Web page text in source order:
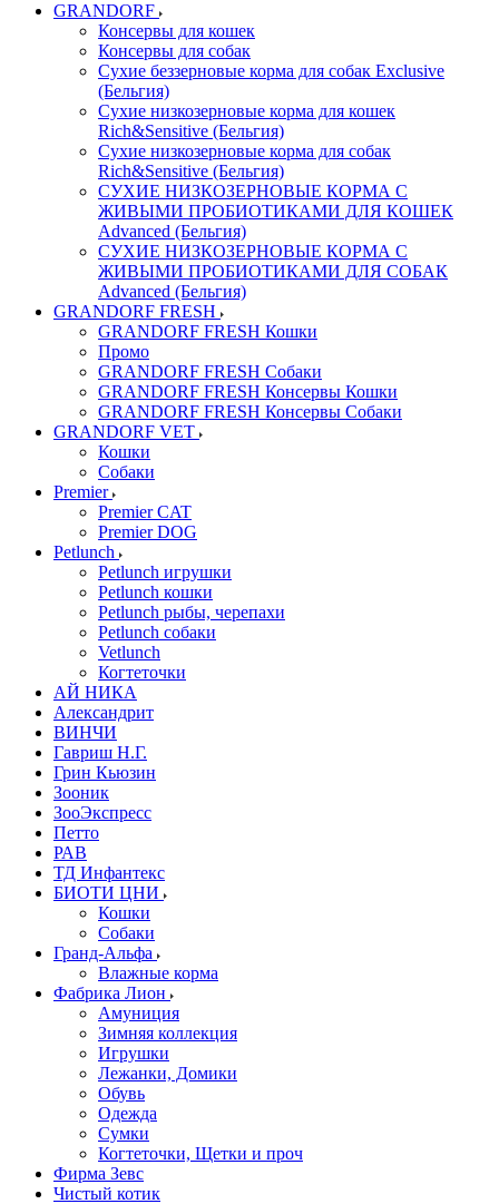
GRANDORF
Консервы для кошек
Консервы для собак
Сухие беззерновые корма для собак Exclusive
(Бельгия)
Сухие низкозерновые корма для кошек
Rich&Sensitive (Бельгия)
Сухие низкозерновые корма для собак
Rich&Sensitive (Бельгия)
СУХИЕ НИЗКОЗЕРНОВЫЕ КОРМА С
ЖИВЫМИ ПРОБИОТИКАМИ ДЛЯ КОШЕК
Advanced (Бельгия)
СУХИЕ НИЗКОЗЕРНОВЫЕ КОРМА С
ЖИВЫМИ ПРОБИОТИКАМИ ДЛЯ СОБАК
Advanced (Бельгия)
GRANDORF FRESH
GRANDORF FRESH Кошки
Промо
GRANDORF FRESH Собаки
GRANDORF FRESH Консервы Кошки
GRANDORF FRESH Консервы Собаки
GRANDORF VET
Кошки
Собаки
Premier
Premier CAT
Premier DOG
Petlunch
Petlunch игрушки
Petlunch кошки
Petlunch рыбы, черепахи
Petlunch собаки
Vetlunch
Когтеточки
АЙ НИКА
Александрит
ВИНЧИ
Гавриш Н.Г.
Грин Кьюзин
Зооник
ЗооЭкспресс
Петто
РАВ
ТД Инфантекс
БИОТИ ЦНИ
Кошки
Собаки
Гранд-Альфа
Влажные корма
Фабрика Лион
Амуниция
Зимняя коллекция
Игрушки
Лежанки, Домики
Обувь
Одежда
Сумки
Когтеточки, Щетки и проч
Фирма Зевс
Чистый котик